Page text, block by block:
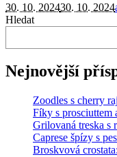
30. 10. 202430. 10. 2024
Hledat
Nejnovější
Zoodles s cherry
Fíky s prosciuttem
Grilovaná treska s
Caprese špízy s
Broskvová